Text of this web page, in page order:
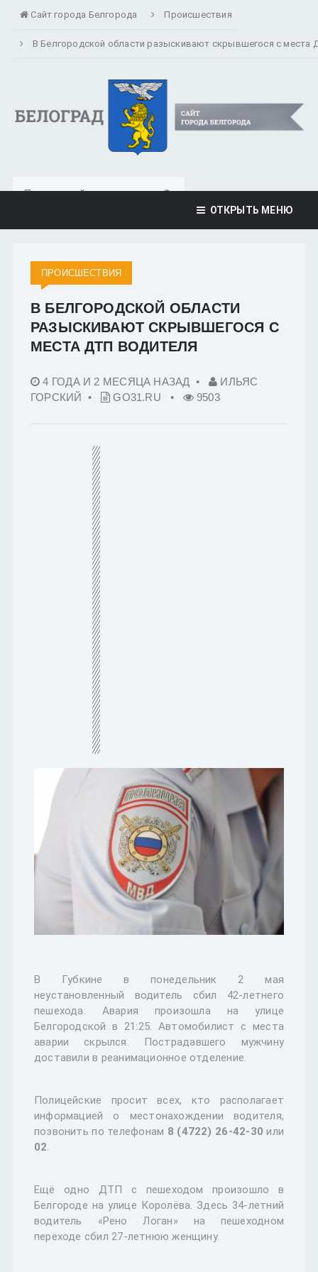
Сайт города Белгорода Происшествия
В Белгородской области разыскивают скрывшегося с места
ОТКРЫТЬ МЕНЮ
ПРОИСШЕСТВИЯ
В БЕЛГОРОДСКОЙ ОБЛАСТИ
РАЗЫСКИВАЮТ СКРЫВШЕГОСЯ С
МЕСТА ДТП ВОДИТЕЛЯ
4 ГОДА И 2 МЕСЯЦА НАЗАД •
ИЛЬЯС
ГОРСКИЙ •
GO31.RU • 9503
В Губкине в понедельник 2 мая
неустановленный водитель сбил 42-летнего
пешехода. Авария произошла на улице
Белгородской в 21:25. Автомобилист с места
аварии скрылся. Пострадавшего мужчину
доставили в реанимационное отделение.
Полицейские просит всех, кто располагает
информацией о местонахождении водителя,
позвонить по телефонам 8 (4722) 26-42-30 или
02.
Ещё одно ДТП с пешеходом произошло в
Белгороде на улице Королёва. Здесь 34-летний
водитель «Рено Логан» на пешеходном
переходе сбил 27-летнюю женщину.